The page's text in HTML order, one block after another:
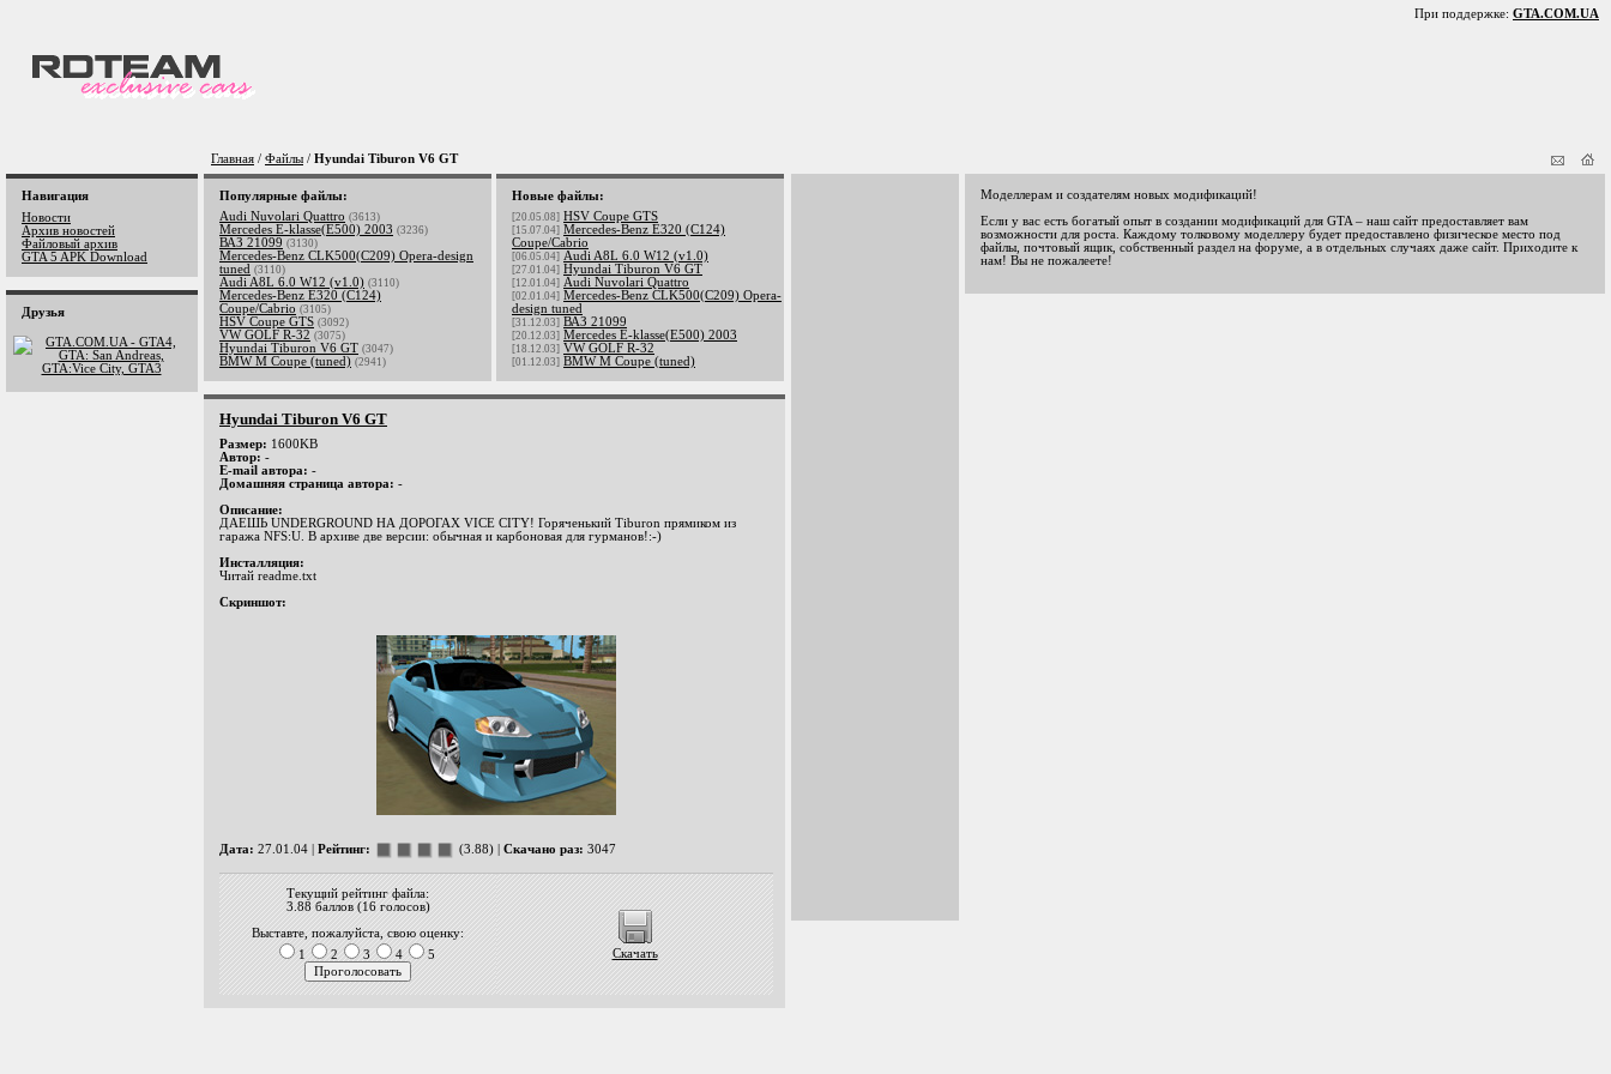
При поддержке: GTA.COM.UA
Главная / Файлы / Hyundai Tiburon V6 GT
Навигация
Новости
Архив новостей
Файловый архив
GTA 5 APK Download
Друзья
Популярные файлы:
Audi Nuvolari Quattro (3613)
Mercedes E-klasse(E500) 2003 (3236)
ВАЗ 21099 (3130)
Mercedes-Benz CLK500(C209) Opera-design
tuned (3110)
Audi A8L 6.0 W12 (v1.0) (3110)
Mercedes-Benz E320 (C124)
Coupe/Cabrio (3105)
HSV Coupe GTS (3092)
VW GOLF R-32 (3075)
Hyundai Tiburon V6 GT (3047)
BMW M Coupe (tuned) (2941)
Новые файлы:
[20.05.08] HSV Coupe GTS
[15.07.04] Mercedes-Benz E320 (C124)
Coupe/Cabrio
[06.05.04] Audi A8L 6.0 W12 (v1.0)
[27.01.04] Hyundai Tiburon V6 GT
[12.01.04] Audi Nuvolari Quattro
[02.01.04] Mercedes-Benz CLK500(C209) Opera-
design tuned
[31.12.03] ВАЗ 21099
[20.12.03] Mercedes E-klasse(E500) 2003
[18.12.03] VW GOLF R-32
[01.12.03] BMW M Coupe (tuned)
Hyundai Tiburon V6 GT
Размер: 1600KB
Автор: -
E-mail автора: -
Домашняя страница автора: -
Описание:
ДАЕШЬ UNDERGROUND НА ДОРОГАХ VICE CITY! Горяченький Tiburon прямиком из
гаража NFS:U. В архиве две версии: обычная и карбоновая для гурманов!:-)
Инсталляция:
Читай readme.txt
Скриншот:
Дата: 27.01.04 | Рейтинг: (3.88) | Скачано раз: 3047
Текущий рейтинг файла:
3.88 баллов (16 голосов)
Выставте, пожалуйста, свою оценку:
1
2 3 4 5 Скачать
Моделлерам и создателям новых модификаций!
Если у вас есть богатый опыт в создании модификаций для GTA – наш сайт предоставляет вам
возможности для роста. Каждому толковому моделлеру будет предоставлено физическое место под
файлы, почтовый ящик, собственный раздел на форуме, а в отдельных случаях даже сайт. Приходите к
нам! Вы не пожалеете!